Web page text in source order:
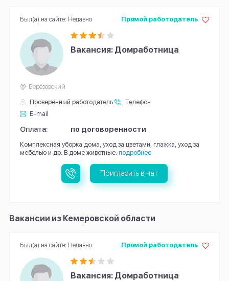
Вакансия: Домработница
Проверенный работодатель
Телефон
E-mail
Прямой работодатель
Берёзовский
Оплата: по договоренности
Комплексная уборка дома, уход за цветами, глажка, уход за
мебелью и др. В доме животные. подробнее
Был(а) на сайте: Недавно
Пригласить в чат
Вакансии из Кемеровской области
Вакансия: Домработница
Прямой работодатель
Был(а) на сайте: Недавно